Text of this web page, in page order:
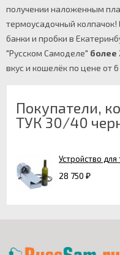
получении наложенным
термоусадочный колпачок!
банки и пробки в
"Русском Самоделе" более
вкус и кошелёк по цене от 6
Покупатели,
ТУК 30/40
Устройство
28 750 ₽